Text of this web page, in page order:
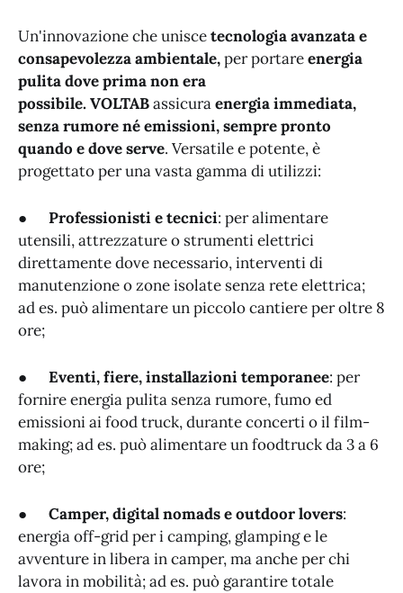
Un'innovazione che uniscetecnologia avanzata e
consapevolezza ambientale,per portareenergia
pulita dove prima non era
possibile.VOLTABassicuraenergia immediata,
senza rumore né emissioni, sempre pronto
quando e dove serve. Versatile e potente, è
progettato per una vasta gamma di utilizzi:
● Professionisti e tecnici: per alimentare
utensili, attrezzature o strumenti elettrici
direttamente dove necessario, interventi di
manutenzione o zone isolate senza rete elettrica;
ad es. può alimentare un piccolo cantiere per oltre 8
ore;
● Eventi, fiere, installazioni temporanee: per
fornire energia pulita senza rumore, fumo ed
emissioni ai food truck, durante concerti o il film-
making; ad es. può alimentare un foodtruck da 3 a 6
ore;
● Camper, digital nomads e outdoor lovers:
energia off-grid per i camping, glamping e le
avventure in libera in camper, ma anche per chi
lavora in mobilità; ad es. può garantire totale